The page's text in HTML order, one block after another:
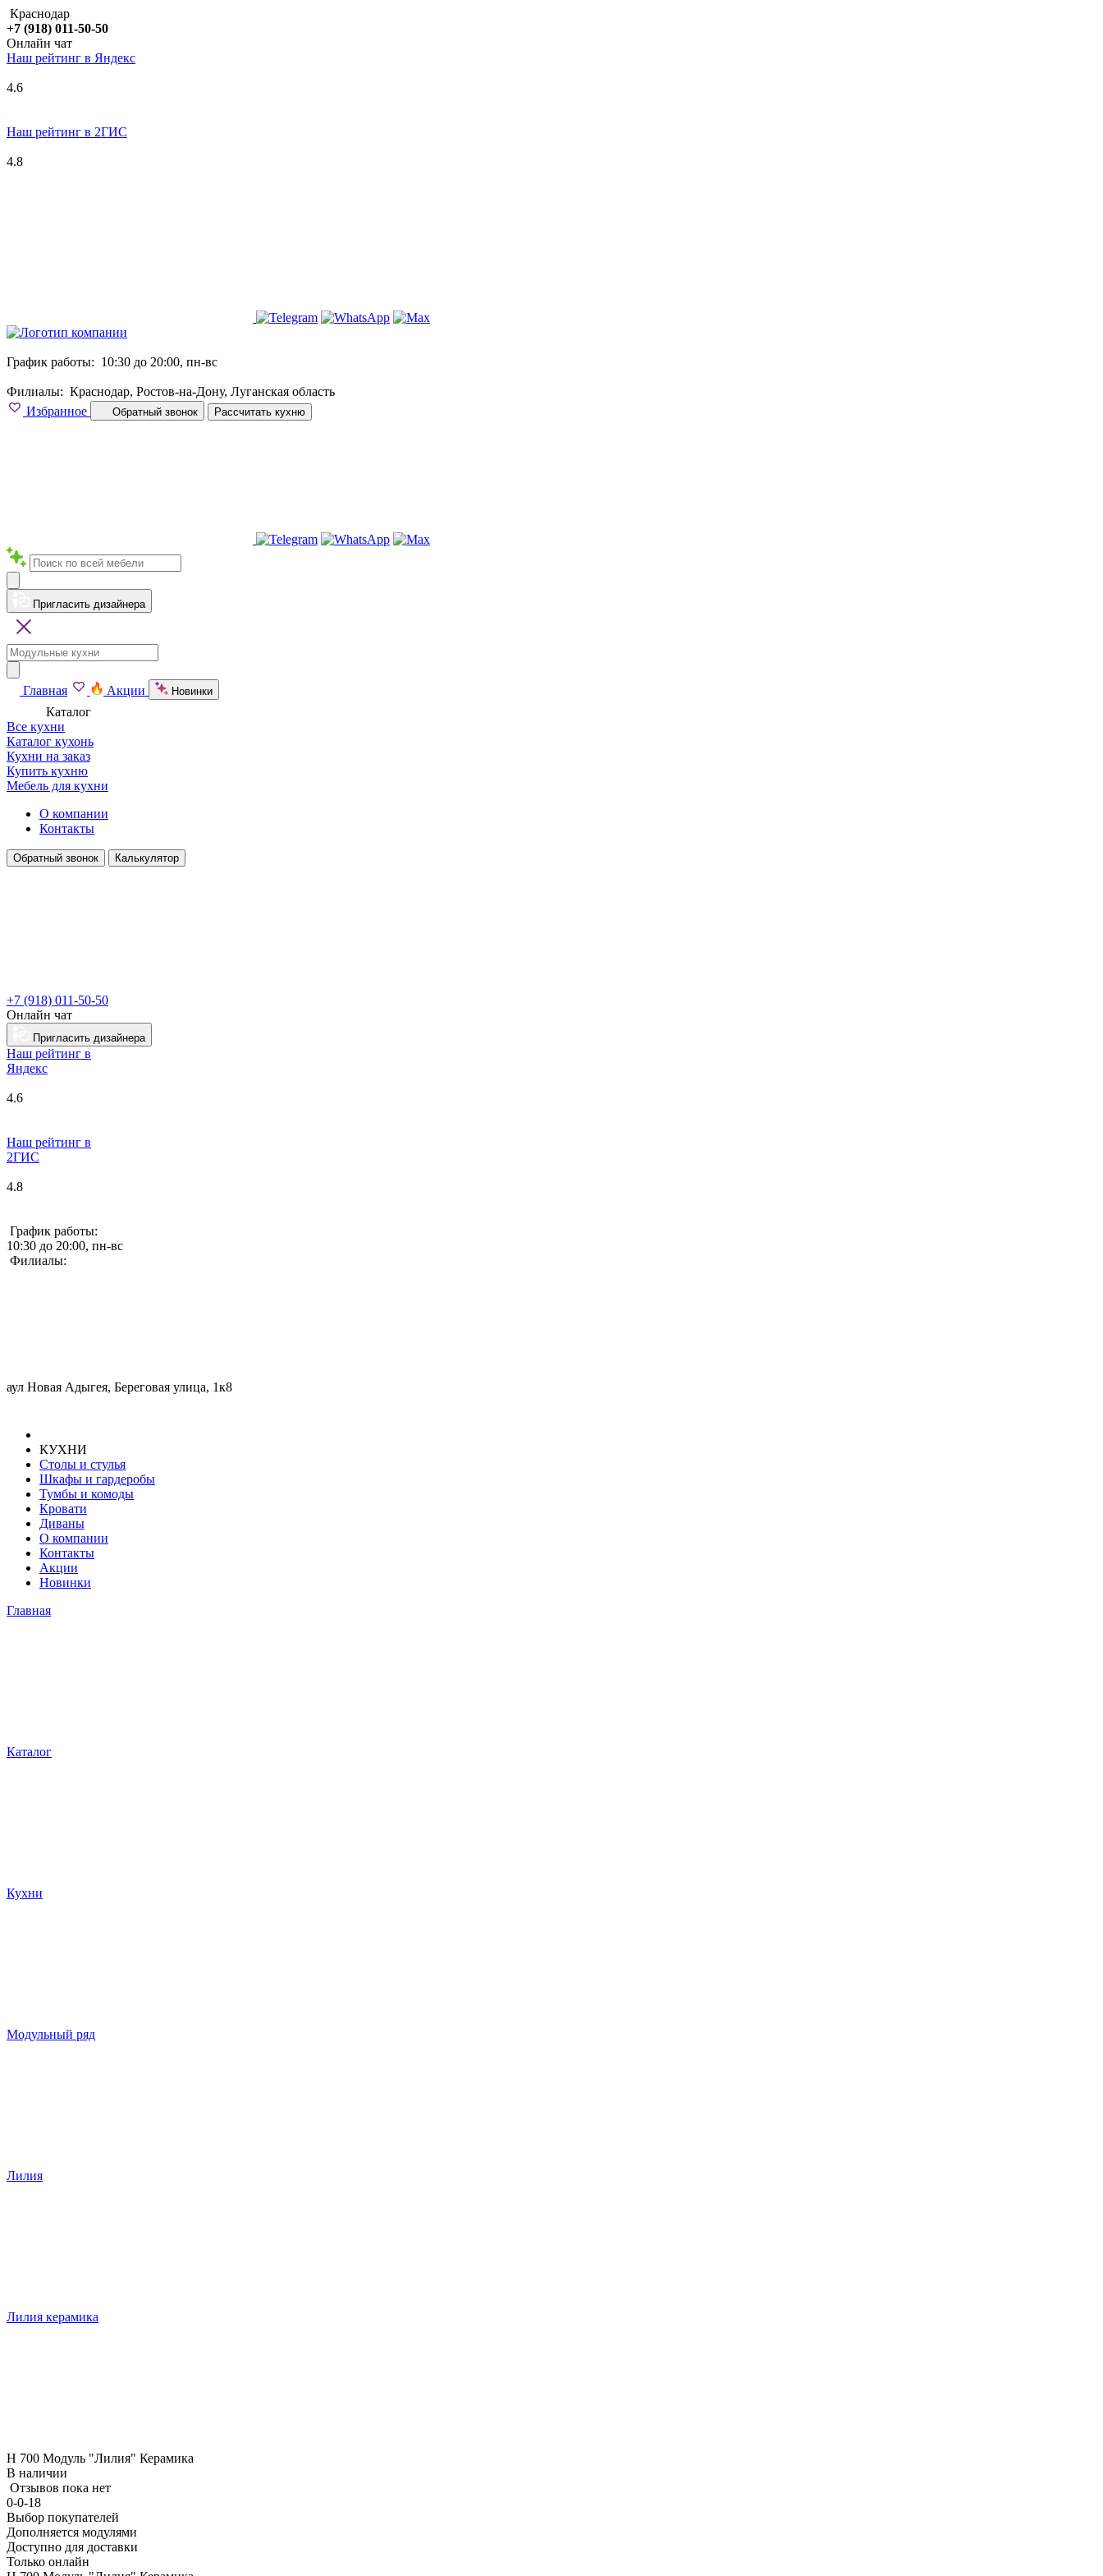
Краснодар
+7 (918) 011-50-50
Онлайн чат
Наш рейтинг в Яндекс
4.6
Наш рейтинг в 2ГИС
4.8
График работы: 10:30 до 20:00, пн-вс
Филиалы: Краснодар, Ростов-на-Дону, Луганская область
Избранное
Обратный звонок Рассчитать кухню
Пригласить дизайнера
Главная Акции Новинки
Каталог
Все кухни
Каталог кухонь
Кухни на заказ
Купить кухню
Мебель для кухни
О компании
Контакты
Обратный звонок Калькулятор
+7 (918) 011-50-50
Онлайн чат
Пригласить дизайнера
Наш рейтинг в
Яндекс
4.6
Наш рейтинг в
2ГИС
4.8
График работы:
10:30 до 20:00, пн-вс
Филиалы:
аул Новая Адыгея, Береговая улица, 1к8
КУХНИ
Столы и стулья
Шкафы и гардеробы
Тумбы и комоды
Кровати
Диваны
О компании
Контакты
Акции
Новинки
Главная
Каталог
Кухни
Модульный ряд
Лилия
Лилия керамика
Н 700 Модуль "Лилия" Керамика
В наличии
Отзывов пока нет
0-0-18
Выбор покупателей
Дополняется модулями
Доступно для доставки
Только онлайн